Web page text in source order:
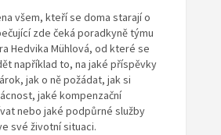
všem, kteří se doma starají o
zde čeká poradkyně týmu
Hedvika Mühlová, od které se
například to, na jaké příspěvky
jak o ně požádat, jak si
jaké kompenzační
nebo jaké podpůrné služby
své životní situaci.